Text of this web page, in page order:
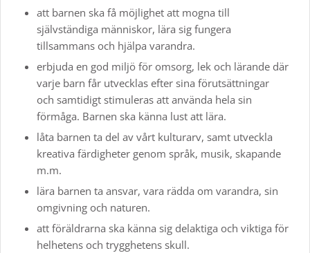
att barnen ska få möjlighet att mogna till
självständiga människor, lära sig fungera
tillsammans och hjälpa varandra.
erbjuda en god miljö för omsorg, lek och lärande där
varje barn får utvecklas efter sina förutsättningar
och samtidigt stimuleras att använda hela sin
förmåga. Barnen ska känna lust att lära.
låta barnen ta del av vårt kulturarv, samt utveckla
kreativa färdigheter genom språk, musik, skapande
m.m.
lära barnen ta ansvar, vara rädda om varandra, sin
omgivning och naturen.
att föräldrarna ska känna sig delaktiga och viktiga för
helhetens och trygghetens skull.